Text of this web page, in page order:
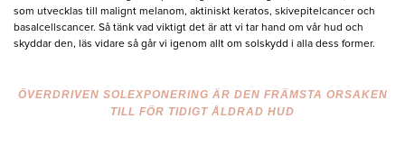
som utvecklas till malignt melanom, aktiniskt keratos, skivepitelcancer och
basalcellscancer. Så tänk vad viktigt det är att vi tar hand om vår hud och
skyddar den, läs vidare så går vi igenom allt om solskydd i alla dess former.
ÖVERDRIVEN SOLEXPONERING ÄR DEN FRÄMSTA ORSAKEN
TILL FÖR TIDIGT ÅLDRAD HUD